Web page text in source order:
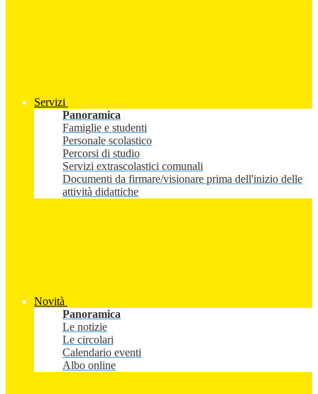
Servizi
Panoramica
Famiglie e studenti
Personale scolastico
Percorsi di studio
Servizi extrascolastici comunali
Documenti da firmare/visionare prima dell'inizio delle
attività didattiche
Novità
Panoramica
Le notizie
Le circolari
Calendario eventi
Albo online